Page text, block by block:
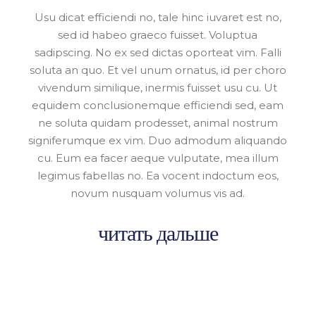
Usu dicat efficiendi no, tale hinc iuvaret est no,
sed id habeo graeco fuisset. Voluptua
sadipscing. No ex sed dictas oporteat vim. Falli
soluta an quo. Et vel unum ornatus, id per choro
vivendum similique, inermis fuisset usu cu. Ut
equidem conclusionemque efficiendi sed, eam
ne soluta quidam prodesset, animal nostrum
signiferumque ex vim. Duo admodum aliquando
cu. Eum ea facer aeque vulputate, mea illum
legimus fabellas no. Ea vocent indoctum eos,
novum nusquam volumus vis ad.
читать дальше